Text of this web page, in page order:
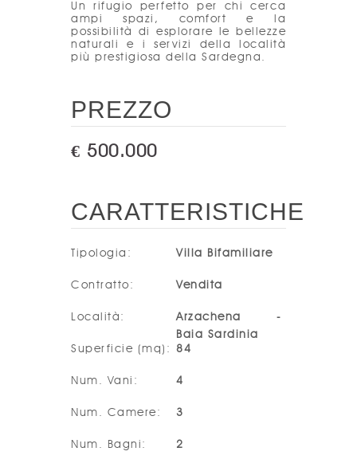
Un rifugio perfetto per chi cerca
ampi spazi, comfort e la
possibilità di esplorare le bellezze
naturali e i servizi della località
più prestigiosa della Sardegna.
PREZZO
€ 500.000
CARATTERISTICHE
Tipologia : Villa Bifamiliare
Contratto : Vendita
Località :
Arzachena -
Baia Sardinia
Superficie (mq) : 84
Num. Vani : 4
Num. Camere : 3
Num. Bagni : 2